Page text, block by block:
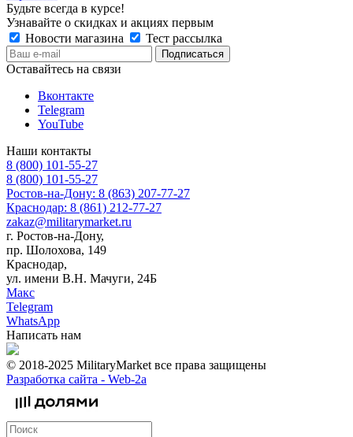
Будьте всегда в курсе!
Узнавайте о скидках и акциях первым
Новости магазина
Тест рассылка
Оставайтесь на связи
Вконтакте
Telegram
YouTube
Наши контакты
8 (800) 101-55-27
8 (800) 101-55-27
Ростов-на-Дону: 8 (863) 207-77-27
Краснодар: 8 (861) 212-77-27
zakaz@militarymarket.ru
г. Ростов-на-Дону,
пр. Шолохова, 149
Краснодар,
ул. имени В.Н. Мачуги, 24Б
Макс
Telegram
WhatsApp
Написать нам
© 2018-2025 MilitaryMarket все права защищены
Разработка сайта - Web-2a